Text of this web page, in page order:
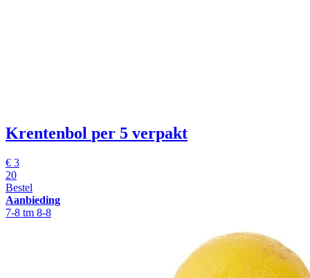
Krentenbol per 5 verpakt
€ 3
20
Bestel
Aanbieding
7-8 tm 8-8